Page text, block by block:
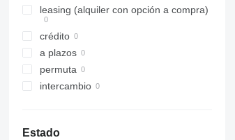
330
340
345
349
350
8018
8026
8030
8035
8045
leasing (alquiler con opción a compra)
crédito
a plazos
permuta
intercambio
Estado